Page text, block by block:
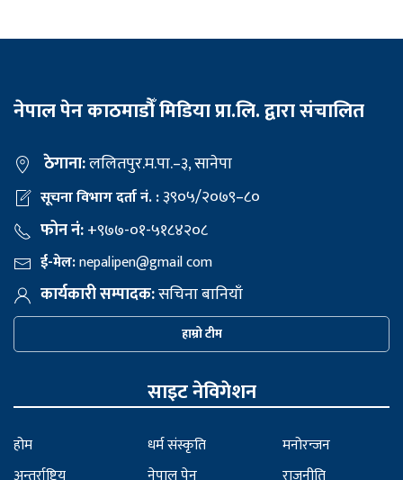
नेपाल पेन काठमाडौँ मिडिया प्रा.लि. द्वारा संचालित
ठेगाना:ललितपुर.म.पा.–३, सानेपा
सूचना विभाग दर्ता नं. :३९०५/२०७९–८०
फोन नं:+९७७-०१-५१८४२०८
ई-मेल:nepalipen@gmail com
कार्यकारी सम्पादक:सचिना बानियाँ
हाम्रो टीम
साइट नेविगेशन
होम
धर्म संस्कृति
मनोरन्जन